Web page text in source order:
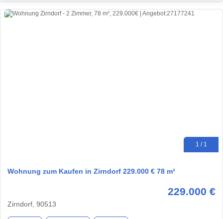
1 / 1
Wohnung zum Kaufen in Zirndorf 229.000 € 78 m²
229.000 €
Zirndorf, 90513